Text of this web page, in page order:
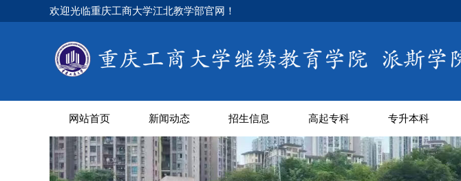
欢迎光临重庆工商大学江北教学部官网！
网站首页 新闻动态 招生信息 高起专科 专升本科